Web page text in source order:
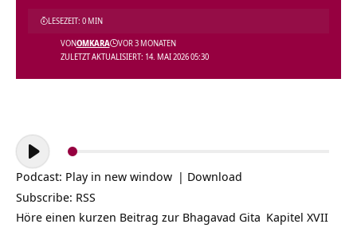
ZULETZT AKTUALISIERT: 14. MAI 2026 05:30
VONOMKARA VOR 3 MONATEN
LESEZEIT: 0 MIN
Audio-
Player
Podcast: Play in new window | Download
Subscribe: RSS
Höre einen kurzen Beitrag zur Bhagavad Gita Kapitel XVII